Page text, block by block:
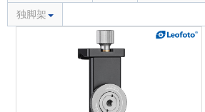
独脚架